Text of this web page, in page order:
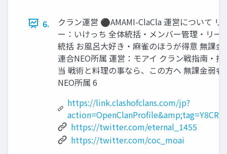
6.
クラン運営 ⚫AMAMI-ClaCla 運営について リ
ー：いけっち 全体統括・メンバー管理・リー
統括 お風呂大好き・麻雀のほうが得意 無課金
連合NEO所属 運営：モアイ クラン戦指南・指
当 戦術と料理の事なら、この方へ 無課金弱者
NEO所属 6
https://link.clashofclans.com/jp?
https://twitter.com/eternal_1455
https://twitter.com/coc_moai